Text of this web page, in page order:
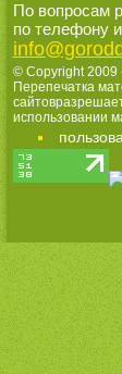
По вопросам
по телефону
© Copyright 2009
Перепечатка
использовании